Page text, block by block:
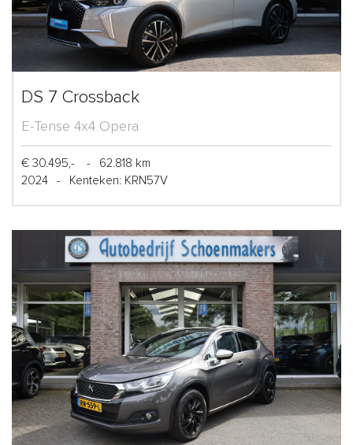
DS 7 Crossback
E-Tense 4x4 Opera
€ 30.495,- -
62.818 km
2024
- Kenteken: KRN57V